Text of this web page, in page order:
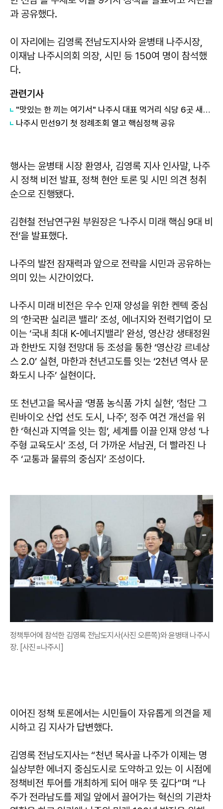
과 공유했다.
이 자리에는 김영록 전남도지사와 윤병태 나주시장,
이재남 나주시의회 의장, 시민 등 150여 명이 참석했
다.
관련기사
"맛있는 한 끼는 여기서" 나주시 대표 먹거리 식당 6곳 새로 지정
나주시 민선9기 첫 정례조회 열고 핵심정책 공유
행사는 윤병태 시장 환영사, 김영록 지사 인사말, 나주
시 정책 비전 발표, 정책 현안 토론 및 시민 의견 청취
순으로 진행됐다.
김현철 전남연구원 부원장은 ‘나주시 미래 핵심 9대 비
전’을 발표했다.
나주의 발전 잠재력과 앞으로 전략을 시민과 공유하는
의미 있는 시간이었다.
나주시 미래 비전은 우수 인재 양성을 위한 켄텍 중심
의 ‘한국판 실리콘 밸리’ 조성, 에너지와 전력기업이 모
이는 ‘국내 최대 K-에너지밸리’ 완성, 영산강 생태정원
과 한반도 지형 전망대 등 조성을 통한 ‘영산강 르네상
스 2.0’ 실현, 마한과 천년고도를 잇는 ‘2천년 역사 문
화도시 나주’ 실현이다.
또 천년고을 목사골 ‘명품 농식품 가치 실현’, ‘첨단 그
린바이오 산업 선도 도시, 나주’, 정주 여건 개선을 위
한 ‘혁신과 지역을 잇는 힘’, 세계를 이끌 인재 양성 ‘나
주형 교육도시’ 조성, 더 가까운 서남권, 더 빨라진 나
주 ‘교통과 물류의 중심지’ 조성이다.
정책투어에 참석한 김영록 전남도지사(사진 오른쪽)와 윤병태 나주시
장. [사진=나주시]
이어진 정책 토론에서는 시민들이 자유롭게 의견을 제
시하고 김 지사가 답변했다.
김영록 전남도지사는 “천년 목사골 나주가 이제는 명
실상부한 에너지 중심도시로 도약하고 있는 이 시점에
정책비전 투어를 개최하게 되어 매우 뜻 깊다”며 “나
주가 전라남도를 제일 앞에서 끌어가는 혁신의 기관차